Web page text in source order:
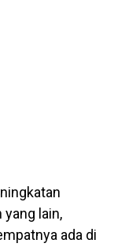
yang lain,
ada di